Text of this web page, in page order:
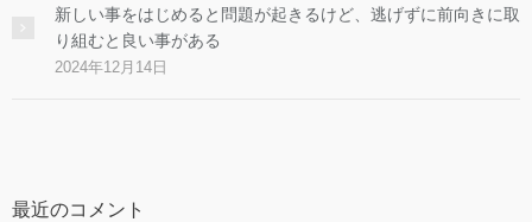
新しい事をはじめると問題が起きるけど、逃げずに前向きに取
り組むと良い事がある
2024年12月14日
最近のコメント